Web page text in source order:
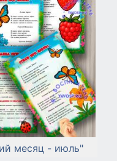
месяц - июль"